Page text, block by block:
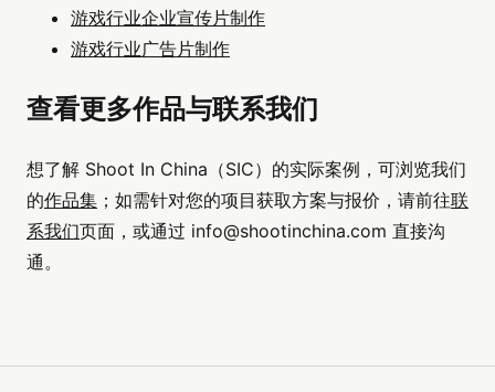
游戏行业企业宣传片制作
游戏行业广告片制作
查看更多作品与联系我们
想了解 Shoot In China（SIC）的实际案例，可浏览我们
的作品集 ；如需针对您的项目获取方案与报价，请前往联
系我们页面，或通过 info@shootinchina.com 直接沟
通。